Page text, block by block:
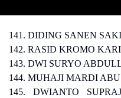
141. DIDING SANEN
142. RASID KROMO
143. DWI SURYO
144. MUHAJI MARDI
145. DWIANTO